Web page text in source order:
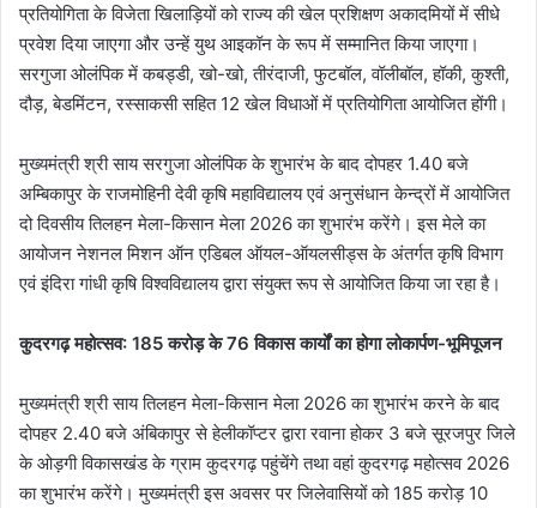
प्रतियोगिता के विजेता खिलाड़ियों को राज्य की खेल प्रशिक्षण अकादमियों में सीधे
प्रवेश दिया जाएगा और उन्हें युथ आइकॉन के रूप में सम्मानित किया जाएगा।
सरगुजा ओलंपिक में कबड्डी, खो-खो, तीरंदाजी, फुटबॉल, वॉलीबॉल, हॉकी, कुश्ती,
दौड़, बेडमिंटन, रस्साकसी सहित 12 खेल विधाओं में प्रतियोगिता आयोजित होंगी।
मुख्यमंत्री श्री साय सरगुजा ओलंपिक के शुभारंभ के बाद दोपहर 1.40 बजे
अम्बिकापुर के राजमोहिनी देवी कृषि महाविद्यालय एवं अनुसंधान केन्द्रों में आयोजित
दो दिवसीय तिलहन मेला-किसान मेला 2026 का शुभारंभ करेंगे। इस मेले का
आयोजन नेशनल मिशन ऑन एडिबल ऑयल-ऑयलसीड्स के अंतर्गत कृषि विभाग
एवं इंदिरा गांधी कृषि विश्वविद्यालय द्वारा संयुक्त रूप से आयोजित किया जा रहा है।
कुदरगढ़ महोत्सव: 185 करोड़ के 76 विकास कार्यों का होगा लोकार्पण-भूमिपूजन
मुख्यमंत्री श्री साय तिलहन मेला-किसान मेला 2026 का शुभारंभ करने के बाद
दोपहर 2.40 बजे अंबिकापुर से हेलीकॉप्टर द्वारा रवाना होकर 3 बजे सूरजपुर जिले
के ओड़गी विकासखंड के ग्राम कुदरगढ़ पहुंचेंगे तथा वहां कुदरगढ़ महोत्सव 2026
का शुभारंभ करेंगे। मुख्यमंत्री इस अवसर पर जिलेवासियों को 185 करोड़ 10